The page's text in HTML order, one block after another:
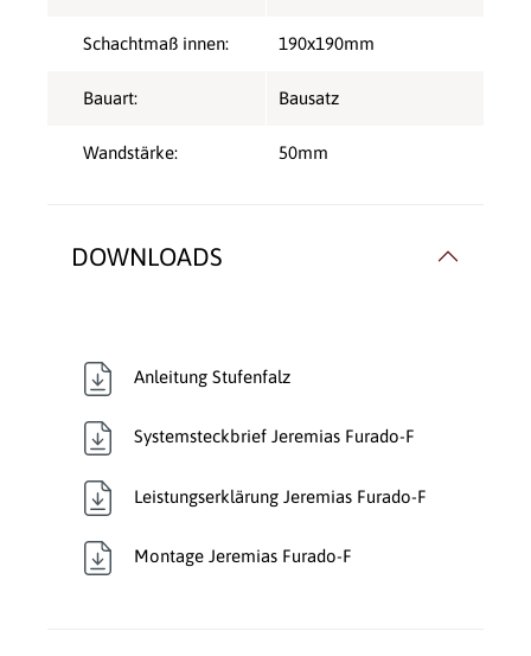
Schachtmaß innen: 190x190mm
Bauart: Bausatz
Wandstärke: 50mm
DOWNLOADS
Anleitung Stufenfalz
Systemsteckbrief Jeremias Furado-F
Leistungserklärung Jeremias Furado-F
Montage Jeremias Furado-F